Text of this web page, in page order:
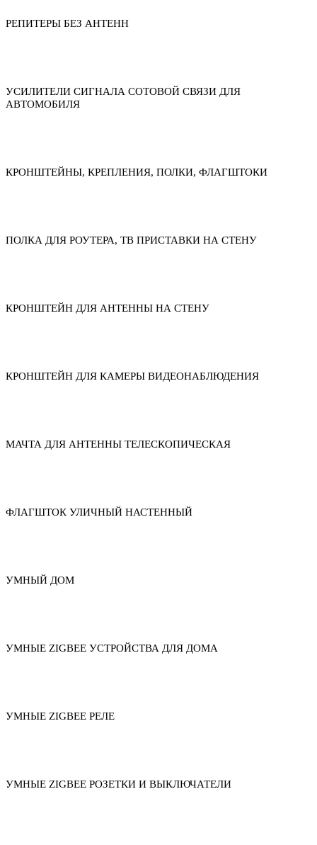
РЕПИТЕРЫ БЕЗ АНТЕНН
УСИЛИТЕЛИ СИГНАЛА СОТОВОЙ СВЯЗИ ДЛЯ
АВТОМОБИЛЯ
КРОНШТЕЙНЫ, КРЕПЛЕНИЯ, ПОЛКИ, ФЛАГШТОКИ
ПОЛКА ДЛЯ РОУТЕРА, ТВ ПРИСТАВКИ НА СТЕНУ
КРОНШТЕЙН ДЛЯ АНТЕННЫ НА СТЕНУ
КРОНШТЕЙН ДЛЯ КАМЕРЫ ВИДЕОНАБЛЮДЕНИЯ
МАЧТА ДЛЯ АНТЕННЫ ТЕЛЕСКОПИЧЕСКАЯ
ФЛАГШТОК УЛИЧНЫЙ НАСТЕННЫЙ
УМНЫЙ ДОМ
УМНЫЕ ZIGBEE УСТРОЙСТВА ДЛЯ ДОМА
УМНЫЕ ZIGBEE РЕЛЕ
УМНЫЕ ZIGBEE РОЗЕТКИ И ВЫКЛЮЧАТЕЛИ